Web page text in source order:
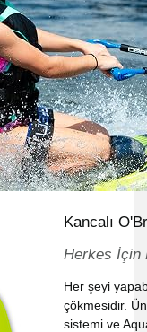
Kancalı
Herkes İçin
Her şeyi
çökmesidir.
sistemi ve